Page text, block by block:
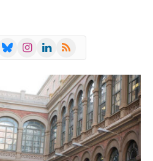
BlueskyInstagramLinkedIn
RSS